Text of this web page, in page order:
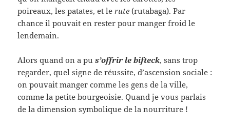
poireaux, les patates, et lerute (rutabaga). Par
chance il pouvait en rester pour manger froid le
lendemain.
Alors quand on a pus’offrir le bifteck, sans trop
regarder, quel signe de réussite, d’ascension sociale :
on pouvait manger comme les gens de la ville,
comme la petite bourgeoisie. Quand je vous parlais
de la dimension symbolique de la nourriture !